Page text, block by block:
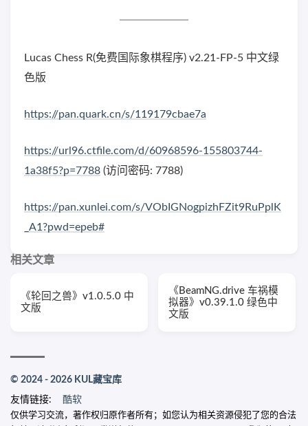
Lucas Chess R(免费国际象棋程序) v2.21-FP-5 中文绿
色版
https://pan.quark.cn/s/119179cbae7a
https://url96.ctfile.com/d/60968596-155803744-
1a38f5?p=7788 (访问密码: 7788)
https://pan.xunlei.com/s/VObIGNogpizhFZit9RuPplK
_A1?pwd=epeb#
相关文章
《轮回之兽》v1.0.5.0 中
文版
《BeamNG.drive 车祸模
拟器》v0.39.1.0 绿色中
文版
© 2024 - 2026 KUL藏宝库
友情链接: 酷软
仅供学习交流，著作权归原作者所有；如您认为相关资源侵犯了您的合法